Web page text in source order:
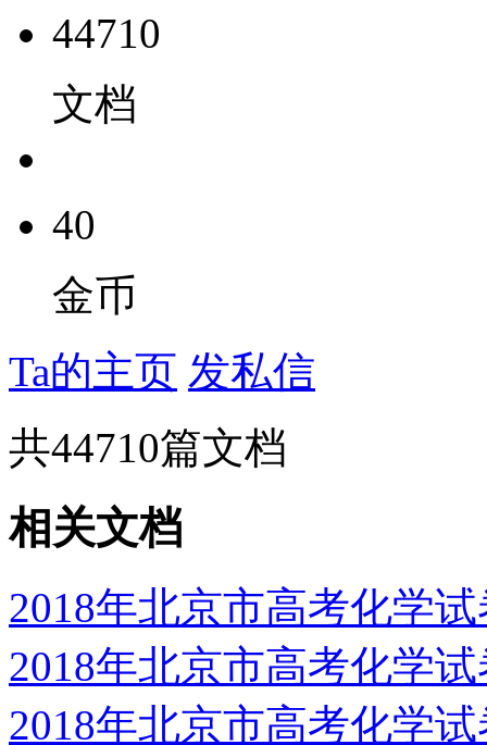
44710
文档
40
金币
Ta的主页 发私信
共44710篇文档
相关文档
2018年北京市高考化学
2018年北京市高考化学
2018年北京市高考化学